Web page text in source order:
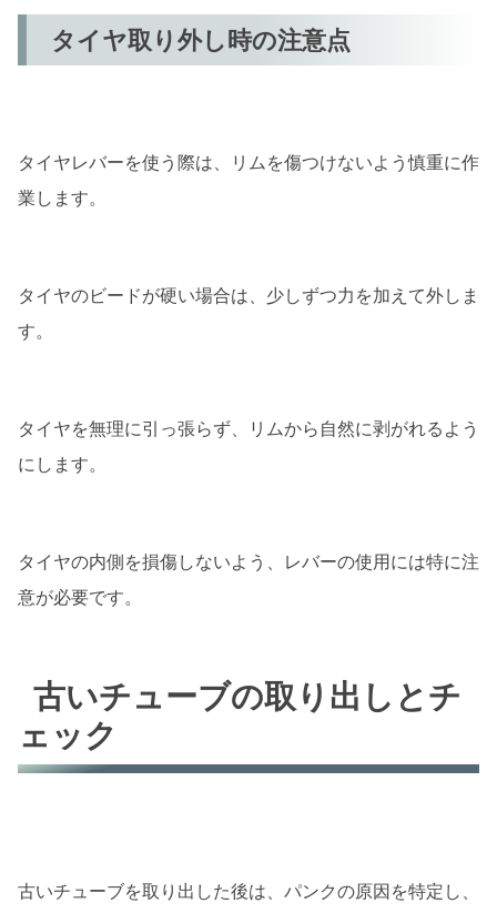
タイヤ取り外し時の注意点
タイヤレバーを使う際は、リムを傷つけないよう慎重に作
業します。
タイヤのビードが硬い場合は、少しずつ力を加えて外しま
す。
タイヤを無理に引っ張らず、リムから自然に剥がれるよう
にします。
タイヤの内側を損傷しないよう、レバーの使用には特に注
意が必要です。
古いチューブの取り出しとチ
ェック
古いチューブを取り出した後は、パンクの原因を特定し、